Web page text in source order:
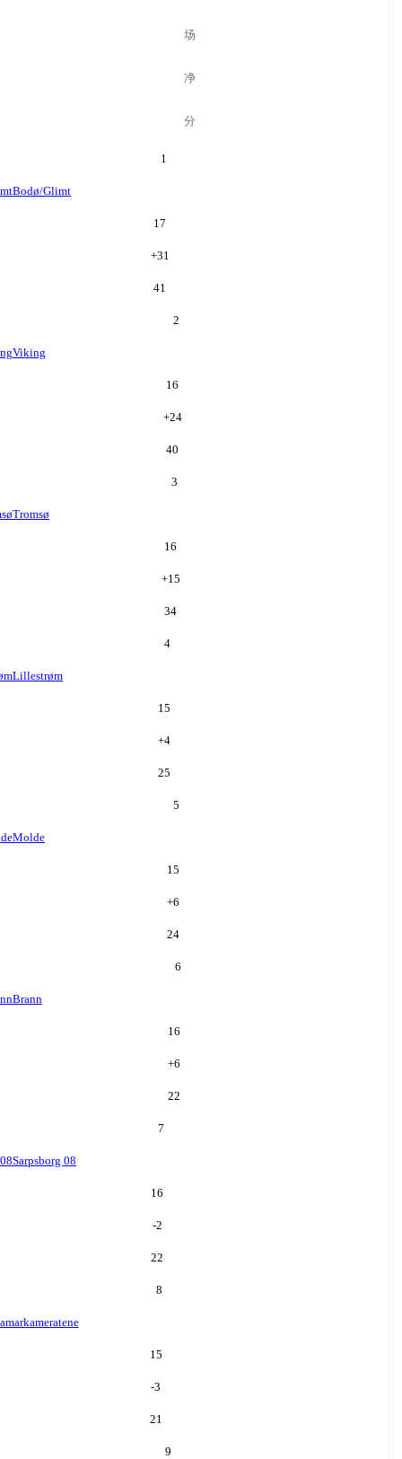
场
净
分
1
Bodø/Glimt
17
+31
41
2
Viking
16
+24
40
3
Tromsø
16
+15
34
4
Lillestrøm
15
+4
25
5
Molde
15
+6
24
6
Brann
16
+6
22
7
Sarpsborg 08
16
-2
22
8
15
-3
21
9